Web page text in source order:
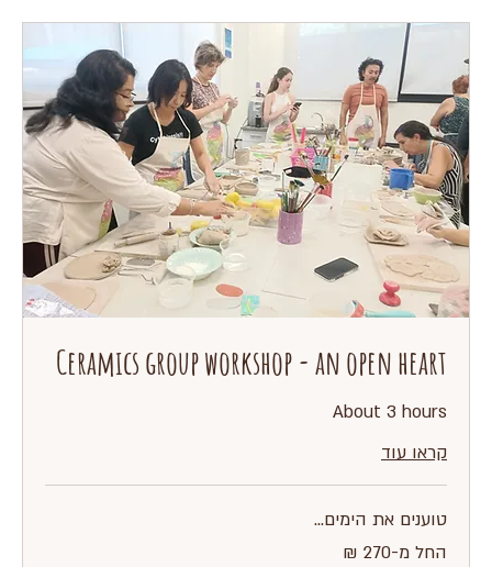
Ceramics group workshop - an open heart
About 3 hours
קראו עוד
טוענים את הימים...
מ-270
החל מ-‏270 ‏₪